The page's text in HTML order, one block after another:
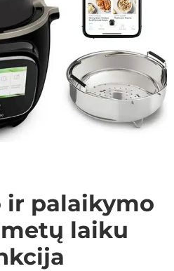
ir palaikymo
laiku